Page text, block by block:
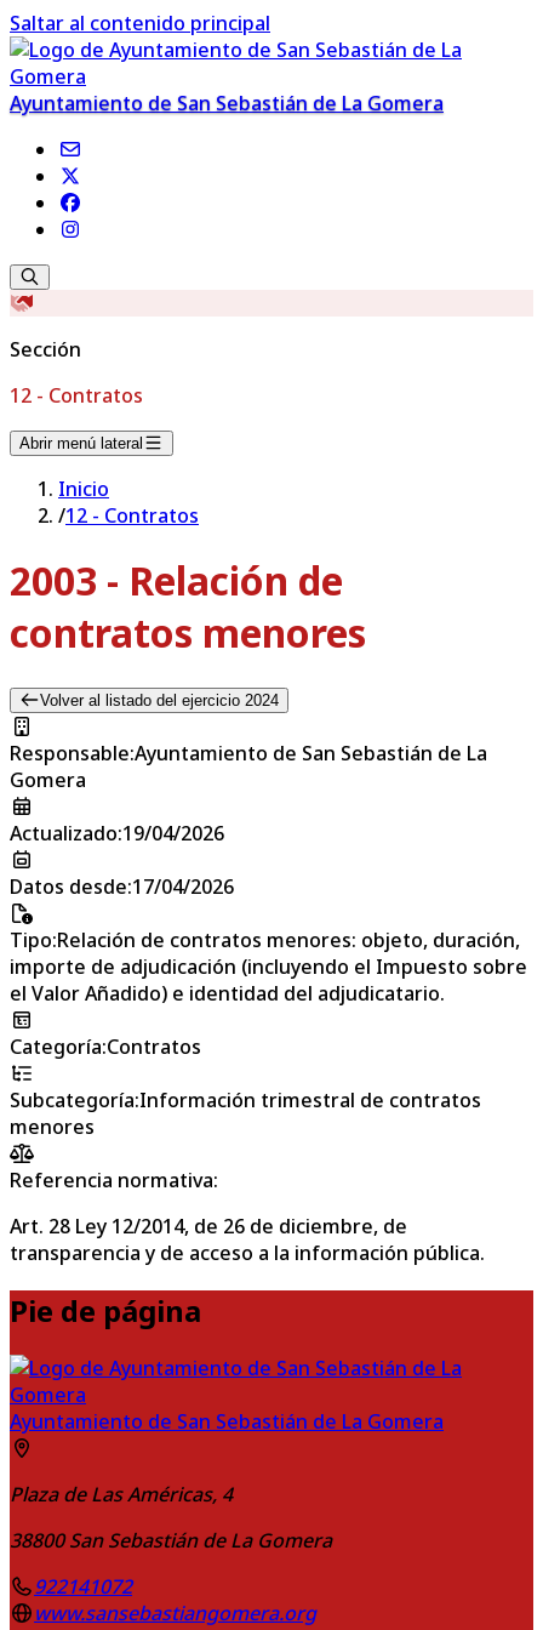
Saltar al contenido principal
Ayuntamiento de San Sebastián de La Gomera
Sección
12 - Contratos
Abrir menú lateral
Inicio
/12 - Contratos
2003 - Relación de
contratos menores
Volver al listado del ejercicio 2024
Responsable:Ayuntamiento de San Sebastián de La
Gomera
Actualizado:19/04/2026
Datos desde:17/04/2026
Tipo:Relación de contratos menores: objeto, duración,
importe de adjudicación (incluyendo el Impuesto sobre
el Valor Añadido) e identidad del adjudicatario.
Categoría:Contratos
Subcategoría:Información trimestral de contratos
menores
Referencia normativa:
Art. 28 Ley 12/2014, de 26 de diciembre, de
transparencia y de acceso a la información pública.
Pie de página
Ayuntamiento de San Sebastián de La Gomera
Plaza de Las Américas, 4
38800 San Sebastián de La Gomera
922141072
www.sansebastiangomera.org